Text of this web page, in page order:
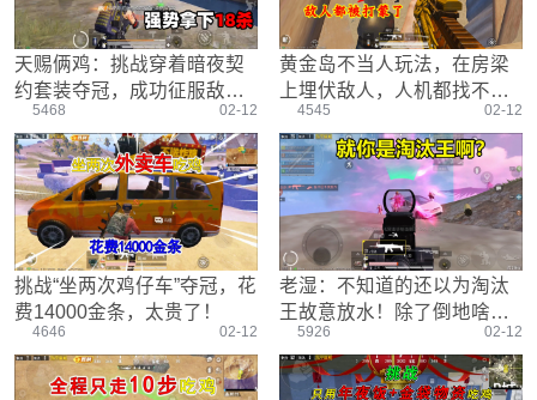
落地选择
盒平老中医
防弹铁头团
天赐俩鸡：挑战穿着暗夜契
约套装夺冠，成功征服敌
人，18杀拿下比赛
5468 02-12
黄金岛不当人玩法，在房梁
上埋伏敌人，人机都找不到
我4545 02-12
挑战“坐两次鸡仔车”夺冠，花
费14000金条，太贵了！
4646 02-12
老湿：不知道的还以为淘汰
王故意放水！除了倒地啥事
也没干！
5926 02-12